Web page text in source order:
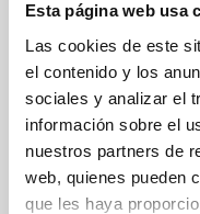
Esta página web usa
Las cookies de este
el contenido y los
sociales y analizar el
información sobre el
nuestros partners de
web, quienes pueden
que les haya
SOPORTE BOLA OSCILANTE CON JUNTA TÓRICA,
FORMA:C ACERO
HERRAMIENTAS
ROSCA=M16 FORMA=C
H1=1,5 SW1=8
Ø DE
CAPACIDAD DE CARGA
Referencia: 02008-